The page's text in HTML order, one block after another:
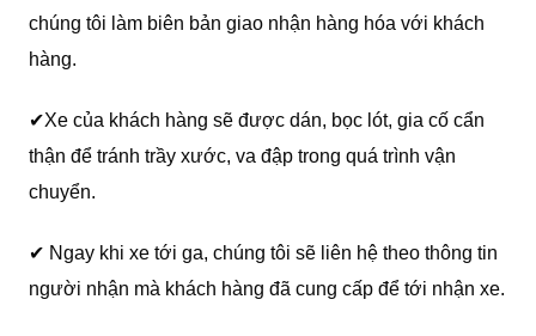
chúng tôi làm biên bản giao nhận hàng hóa với khách
hàng.
✔Xe của khách hàng sẽ được dán, bọc lót, gia cố cẩn
thận để tránh trầy xước, va đập trong quá trình vận
chuyển.
✔ Ngay khi xe tới ga, chúng tôi sẽ liên hệ theo thông tin
người nhận mà khách hàng đã cung cấp để tới nhận xe.